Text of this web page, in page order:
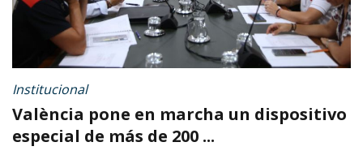
Institucional
València pone en marcha un dispositivo
especial de más de 200 ...